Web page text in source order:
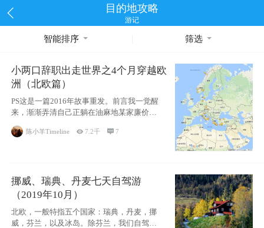
目的地攻略
游记
智能排序 筛选
小两口辞职出走世界之4个月穿越欧
洲（北欧篇）
PS这是一篇2016年故事重发。前言我一觉醒
来，渐渐弄清自己正躺在油麻地某家廉价宾
馆
陈小羊Timeline 7.2千 7
挪威、瑞典、丹麦七天自驾游
（2019年10月）
北欧，一般特指五个国家：瑞典，丹麦，挪
威，芬兰，以及冰岛。除芬兰，我们自驾游